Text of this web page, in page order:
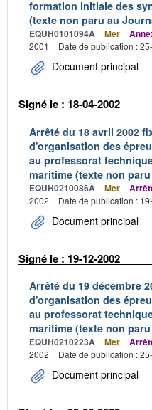
formation initiale des
(texte non paru au
EQUH0101094A Mer
2001
Date de publication :
Document principal
Signé le : 18-04-2002
Arrêté du 18 avril 2002
d'organisation des
au professorat
maritime (texte non
EQUH0210086A Mer
2002
Date de publication :
Document principal
Signé le : 19-12-2002
Arrêté du 19 décembre
d'organisation des
au professorat
maritime (texte non
EQUH0210223A Mer
2002
Date de publication :
Document principal